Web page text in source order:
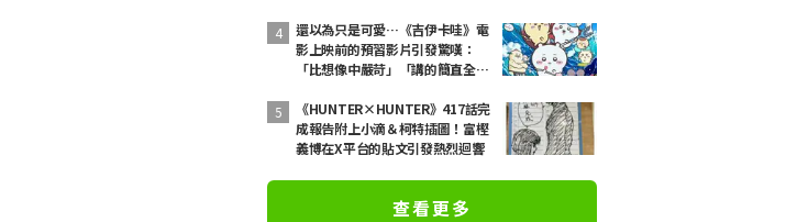
還以為只是可愛…《吉伊卡哇》電
影上映前的預習影片引發驚嘆：
「比想像中嚴苛」「講的簡直全都
《HUNTER×HUNTER》417話完
成報告附上小滴＆柯特插圖！富樫
義博在X平台的貼文引發熱烈迴響
查看更多